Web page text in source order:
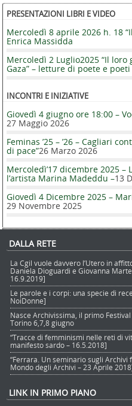
PRESENTAZIONI LIBRI E VIDEO
Mercoledì 8 aprile 2026 h. 18
Enrica Massidda
Mercoledì 2 Luglio2025 “Il loro
Gaza” – letture di poete e
INCONTRI E INIZIATIVE
Giovedì 4 giugno ore 18:00 –
27 Maggio 2026
Feminas ’25 – ’26 – Cagliari
di pace”26 Marzo 2026
Mercoledì’17 dicembre 2025
l’artista Marina Madeddu –13
Giovedì 4 Dicembre 2025 –
29 Novembre 2025
DALLA RETE
La Cgil vuole davvero l’Utero in
Daniela Dioguardi e Giovanna
16.9.2019]
Le parole e i corpi: una specie di
NoiDonne]
Nasce Archivissima, il primo
Torino 6,7,8 giugno
“Tracce di femminismi nelle reti di
manifesto sardo – 16.5.2018]
“Ferrara. Un seminario sugli Archivi
Mondo degli Archivi – 23 Aprile
LINK IN PRIMO PIANO